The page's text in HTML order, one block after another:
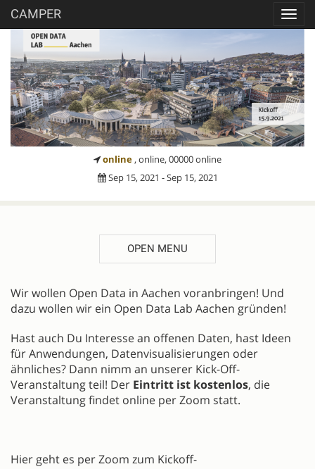
CAMPER
online , online, 00000 online
Sep 15, 2021 - Sep 15, 2021
OPEN MENU
DESCRIPTION
Wir wollen Open Data in Aachen voranbringen! Und
dazu wollen wir ein Open Data Lab Aachen gründen!
Hast auch Du Interesse an offenen Daten, hast Ideen
für Anwendungen, Datenvisualisierungen oder
ähnliches? Dann nimm an unserer Kick-Off-
Veranstaltung teil! Der Eintritt ist kostenlos, die
Veranstaltung findet online per Zoom statt.
Hier geht es per Zoom zum Kickoff-